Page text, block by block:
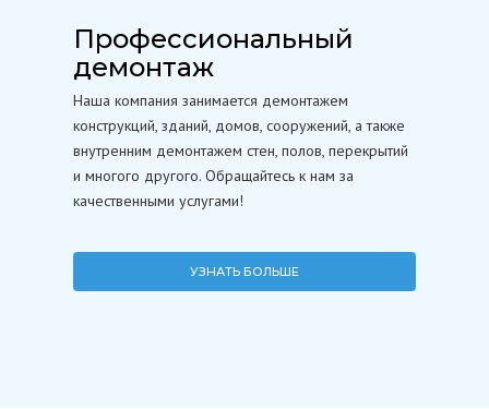
Профессиональный
демонтаж
Наша компания занимается демонтажем
конструкций, зданий, домов, сооружений, а также
внутренним демонтажем стен, полов, перекрытий
и многого другого. Обращайтесь к нам за
качественными услугами!
УЗНАТЬ БОЛЬШЕ